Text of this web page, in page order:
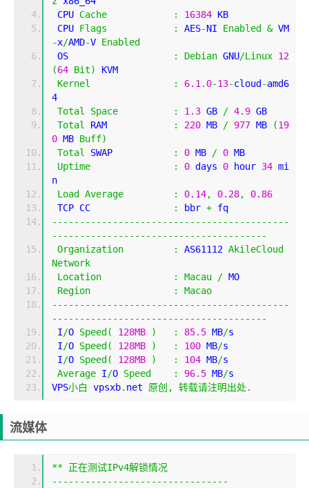
CPU Cache : 16384 KB
CPU Flags : AES-NI Enabled & VM
-x/AMD-V Enabled
OS
: Debian GNU/Linux 12
(64 Bit)
KVM
Kernel
: 6.1. 0-13-cloud -amd6
4
Total
Space : 1.3 GB / 4.9 GB
Total RAM : 220 MB / 977 MB (19
0 MB Buff)
Total SWAP : 0 MB / 0 MB
Uptime
: 0 days 0 hour 34 mi
n
Load
Average : 0.14, 0.28,
0.86
TCP CC
: bbr + fq
-------------------------------------------
---------------------------------------
Organization
: AS61112 AkileCloud
Network
Location
: Macau / MO
Region
:
Macao
-------------------------------------------
---------------------------------------
I/O Speed ( 128MB ) : 85.5 MB/s
I/O Speed ( 128MB ) : 100 MB/s
I/O Speed ( 128MB ) : 104 MB/s
Average I/O Speed : 96.5 MB/s
VPS小白 vpsxb. net 原创, 转载请注明出处.
流媒体
** 正在测试IPv4解锁情况
--------------------------------